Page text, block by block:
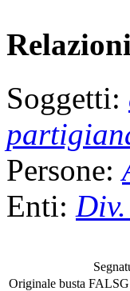
Soggetti:
Persone:
Enti:
Originale busta FALSG